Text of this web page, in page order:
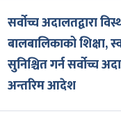
सर्वोच्च अदालतद्वारा
बालबालिकाको शिक्षा,
सुनिश्चित गर्न सर्वोच्च
अन्तरिम आदेश